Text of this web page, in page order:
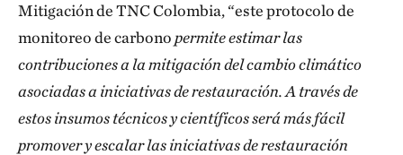
Mitigación de TNC Colombia, “este protocolo de
monitoreo de carbono permite estimar las
contribuciones a la mitigación del cambio climático
asociadas a iniciativas de restauración. A través de
estos insumos técnicos y científicos será más fácil
promover y escalar las iniciativas de restauración